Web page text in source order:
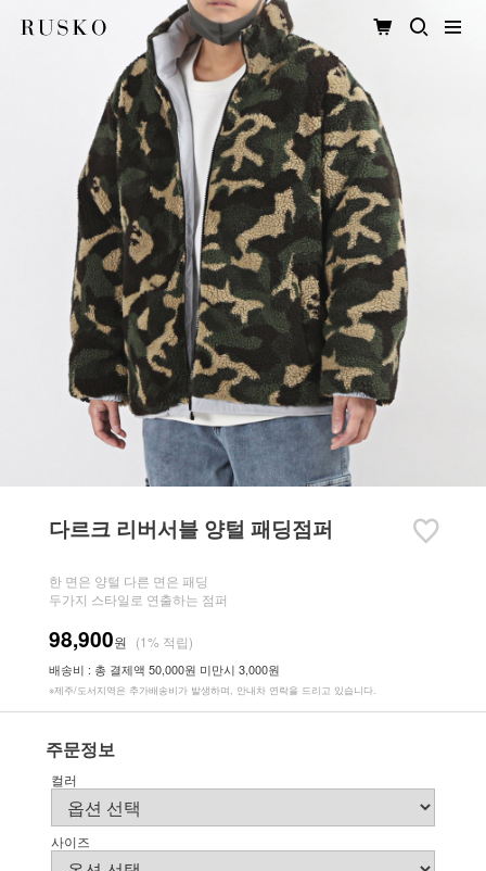
다르크 리버서블 양털 패딩점퍼
한 면은 양털 다른 면은 패딩
두가지 스타일로 연출하는 점퍼
98,900원 (1% 적립)
배송비 : 총 결제액 50,000원 미만시 3,000원
※제주/도서지역은 추가배송비가 발생하며, 안내차 연락을 드리고 있습니다.
주문정보
컬러
사이즈